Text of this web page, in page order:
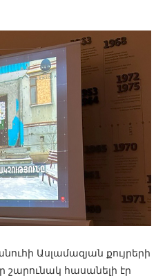
Ասլամազյան քույրերի
շարունակ հասանելի էր